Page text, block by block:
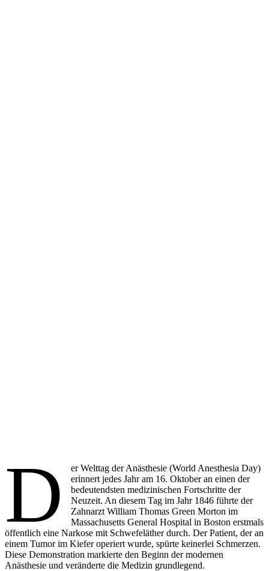
D
er Welttag der Anästhesie (World Anesthesia Day)
erinnert jedes Jahr am 16. Oktober an einen der
bedeutendsten medizinischen Fortschritte der
Neuzeit. An diesem Tag im Jahr 1846 führte der
Zahnarzt William Thomas Green Morton im
Massachusetts General Hospital in Boston erstmals
öffentlich eine Narkose mit Schwefeläther durch. Der Patient, der an
einem Tumor im Kiefer operiert wurde, spürte keinerlei Schmerzen.
Diese Demonstration markierte den Beginn der modernen
Anästhesie und veränderte die Medizin grundlegend.